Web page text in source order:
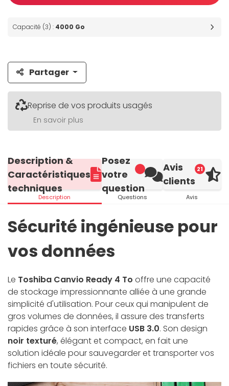
Capacité (3) : 4000 Go
Partager
Reprise de vos produits usagés
En savoir plus
Description &
Caractéristiques
techniques
Description
Posez
votre
question
Questions
21
Avis
clients
Avis
Sécurité ingénieuse pour
vos données
Le Toshiba Canvio Ready 4 To offre une capacité
de stockage impressionnante alliée à une grande
simplicité d'utilisation. Pour ceux qui manipulent de
gros volumes de données, il assure des transferts
rapides grâce à son interface USB 3.0. Son design
noir texturé, élégant et compact, en fait une
solution idéale pour sauvegarder et transporter vos
fichiers en toute sécurité.